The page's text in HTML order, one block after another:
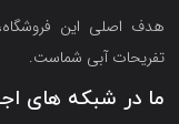
هدف اصلی این
تفریحات آبی شماست.
ما در شبکه های